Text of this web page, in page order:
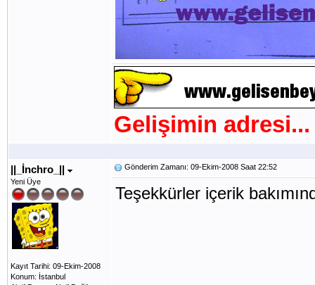
Gelişimin adresi...
||_İnchro_||
Yeni Üye
Kayıt Tarihi: 09-Ekim-2008
Konum: İstanbul
Gönderim Zamanı: 09-Ekim-2008 Saat 22:52
Teşekkürler içerik